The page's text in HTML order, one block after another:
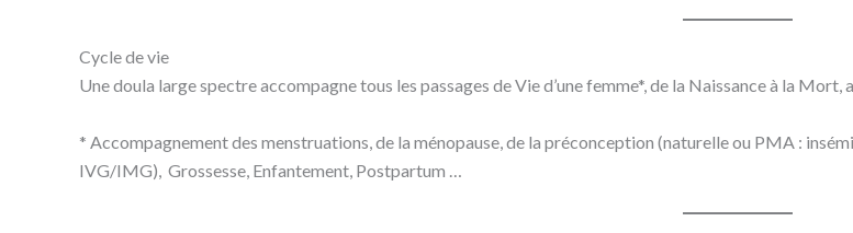
Cycle de vie
Une doula large spectre accompagne tous les passages de Vie d’une femme*, de la Naissance à la
* Accompagnement des menstruations, de la ménopause, de la préconception (naturelle ou PMA :
IVG/IMG), Grossesse, Enfantement, Postpartum …